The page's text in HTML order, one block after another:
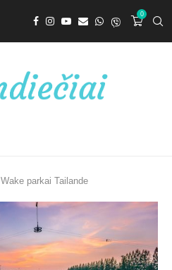
0
Wake parkai Tailande